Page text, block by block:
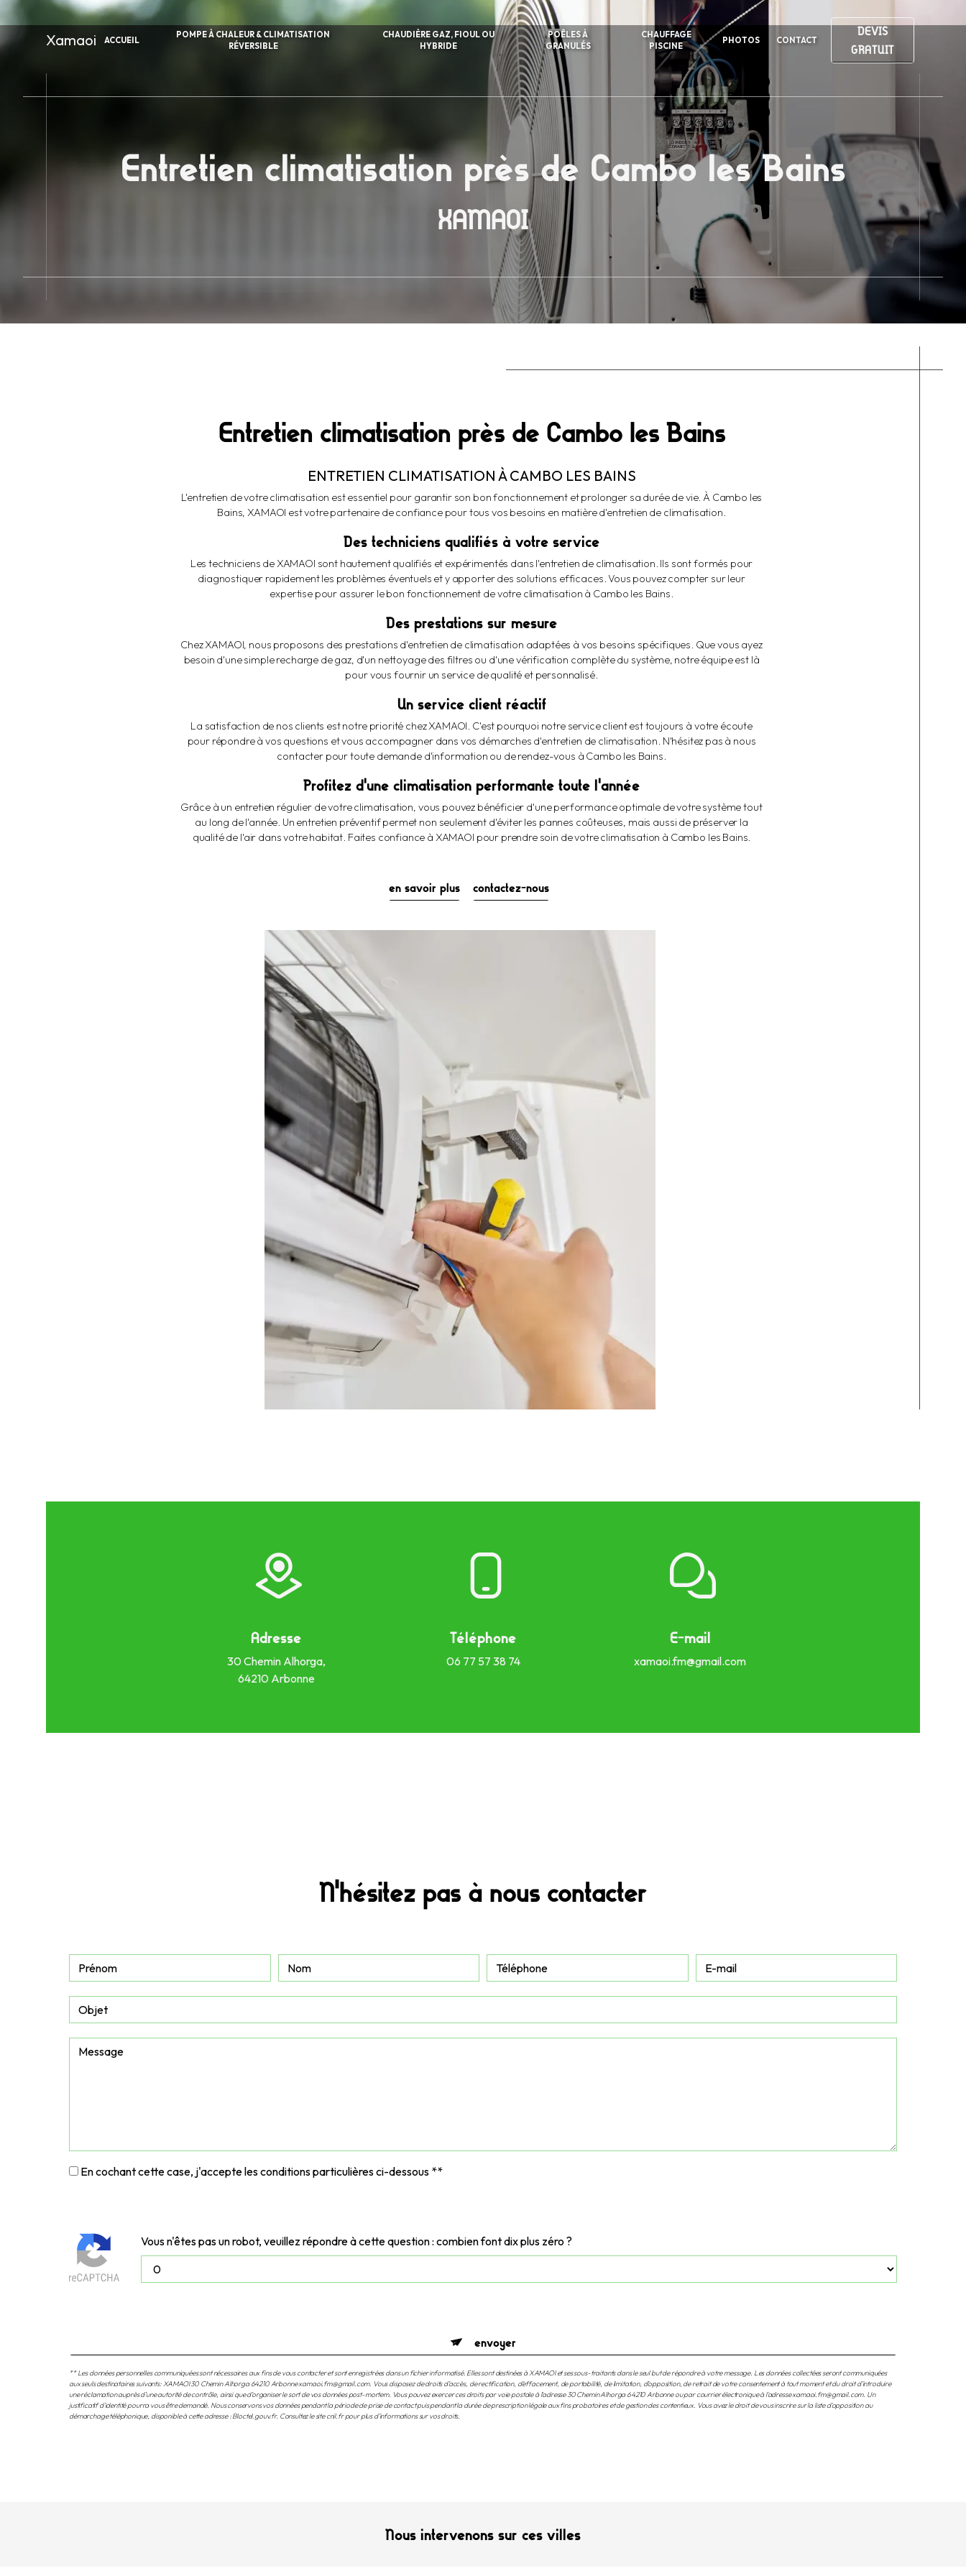
Xamaoi ACCUEIL
POMPE À CHALEUR & CLIMATISATION
RÉVERSIBLE
CHAUDIÈRE GAZ, FIOUL OU
HYBRIDE
POÊLES À
GRANULÉS
CHAUFFAGE
PISCINE
PHOTOS CONTACT
DEVIS
GRATUIT
Entretien climatisation près de Cambo les Bains
XAMAOI
Entretien climatisation près de Cambo les Bains
ENTRETIEN CLIMATISATION À CAMBO LES BAINS
L'entretien de votre climatisation est essentiel pour garantir son bon fonctionnement et prolonger sa durée de vie. À Cambo les
Bains, XAMAOI est votre partenaire de confiance pour tous vos besoins en matière d'entretien de climatisation.
Des techniciens qualifiés à votre service
Les techniciens de XAMAOI sont hautement qualifiés et expérimentés dans l'entretien de climatisation. Ils sont formés pour
diagnostiquer rapidement les problèmes éventuels et y apporter des solutions efficaces. Vous pouvez compter sur leur
expertise pour assurer le bon fonctionnement de votre climatisation à Cambo les Bains.
Des prestations sur mesure
Chez XAMAOI, nous proposons des prestations d'entretien de climatisation adaptées à vos besoins spécifiques. Que vous ayez
besoin d'une simple recharge de gaz, d'un nettoyage des filtres ou d'une vérification complète du système, notre équipe est là
pour vous fournir un service de qualité et personnalisé.
Un service client réactif
La satisfaction de nos clients est notre priorité chez XAMAOI. C'est pourquoi notre service client est toujours à votre écoute
pour répondre à vos questions et vous accompagner dans vos démarches d'entretien de climatisation. N'hésitez pas à nous
contacter pour toute demande d'information ou de rendez-vous à Cambo les Bains.
Profitez d'une climatisation performante toute l'année
Grâce à un entretien régulier de votre climatisation, vous pouvez bénéficier d'une performance optimale de votre système tout
au long de l'année. Un entretien préventif permet non seulement d'éviter les pannes coûteuses, mais aussi de préserver la
qualité de l'air dans votre habitat. Faites confiance à XAMAOI pour prendre soin de votre climatisation à Cambo les Bains.
en savoir plus contactez-nous
Adresse
30 Chemin Alhorga,
64210 Arbonne
Téléphone
06 77 57 38 74
E-mail
xamaoi.fm@gmail.com
N'hésitez pas à nous contacter
En cochant cette case, j'accepte les conditions particulières ci-dessous **
Vous n'êtes pas un robot, veuillez répondre à cette question : combien font dix plus zéro ?
envoyer
** Les données personnelles communiquées sont nécessaires aux fins de vous contacter et sont enregistrées dans un fichier informatisé. Elles sont destinées à XAMAOI et ses sous-traitants dans le seul but de répondre à votre message. Les données collectées seront communiquées
aux seuls destinataires suivants: XAMAOI 30 Chemin Alhorga 64210 Arbonne xamaoi.fm@gmail.com. Vous disposez de droits d’accès, de rectification, d’effacement, de portabilité, de limitation, d’opposition, de retrait de votre consentement à tout moment et du droit d’introduire
une réclamation auprès d’une autorité de contrôle, ainsi que d’organiser le sort de vos données post-mortem. Vous pouvez exercer ces droits par voie postale à l'adresse 30 Chemin Alhorga 64210 Arbonne ou par courrier électronique à l'adresse xamaoi.fm@gmail.com. Un
justificatif d'identité pourra vous être demandé. Nous conservons vos données pendant la période de prise de contact puis pendant la durée de prescription légale aux fins probatoires et de gestion des contentieux. Vous avez le droit de vous inscrire sur la liste d'opposition au
démarchage téléphonique, disponible à cette adresse :Bloctel.gouv.fr. Consultez le site cnil.fr pour plus d’informations sur vos droits.
Nous intervenons sur ces villes
Panneau de gestion des cookies